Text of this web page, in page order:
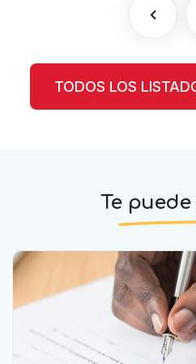
TODOS LOS
Te